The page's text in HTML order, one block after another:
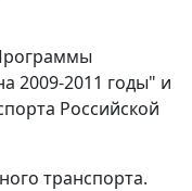
2009-2011 годы" и
Российской
транспорта.